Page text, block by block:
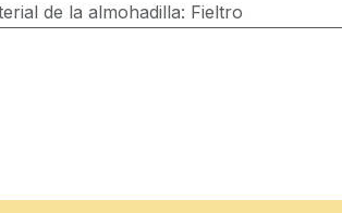
de la almohadilla: Fieltro